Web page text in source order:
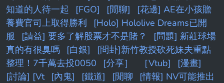
知道的人待一起
[FGO] [閒聊]
[花邊] AE在小孩贍
養費官司上取得勝利
[Holo] Hololive Dreams已開
服
[請益] 要多了解股票才不是賭？
[問題] 新莊球場
真的有很臭嗎
[白銀]
[問卦]新竹教授砍死妹夫重點
整理！7千萬去投0050
[分享］ ［Vtub]
[漫畫]
[討論] [Vt
[內鬼] [鐵道] [閒聊
[情報] NV可能推出